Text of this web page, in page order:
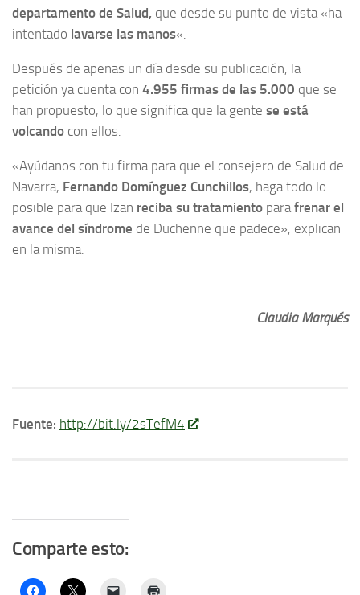
departamento de Salud, que desde su punto de vista «ha
intentado lavarse las manos«.
Después de apenas un día desde su publicación, la
petición ya cuenta con 4.955 firmas de las 5.000 que se
han propuesto, lo que significa que la gente se está
volcando con ellos.
«Ayúdanos con tu firma para que el consejero de Salud de
Navarra, Fernando Domínguez Cunchillos, haga todo lo
posible para que Izan reciba su tratamiento para frenar el
avance del síndrome de Duchenne que padece», explican
en la misma.
Claudia Marqués
Fuente: http://bit.ly/2sTefM4
Comparte esto: